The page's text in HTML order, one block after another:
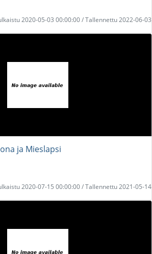
2020-05-03 00:00:00 / Tallennettu 2022-06-03
ja Mieslapsi
2020-07-15 00:00:00 / Tallennettu 2021-05-14